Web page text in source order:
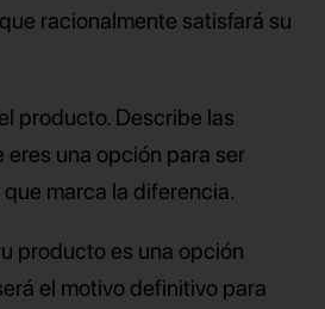
racionalmente satisfará su
producto. Describe las
eres una opción para ser
marca la diferencia.
producto es una opción
el motivo definitivo para